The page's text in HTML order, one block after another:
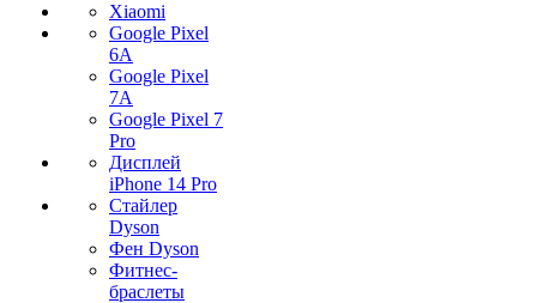
Xiaomi
Google Pixel
6A
Google Pixel
7А
Google Pixel 7
Pro
Дисплей
iPhone 14 Pro
Стайлер
Dyson
Фен Dyson
Фитнес-
браслеты